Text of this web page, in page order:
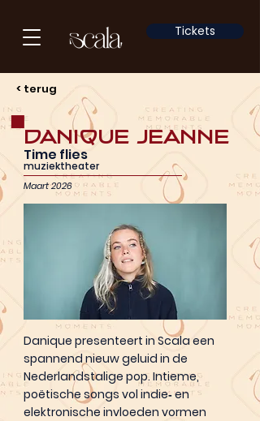
Tickets
< terug
Danique Jeanne
Time flies
muziektheater
Maart 2026
Danique presenteert in Scala een
spannend nieuw geluid in de
Nederlandstalige pop. Intieme,
poëtische songs vol indie‑ en
elektronische invloeden vormen